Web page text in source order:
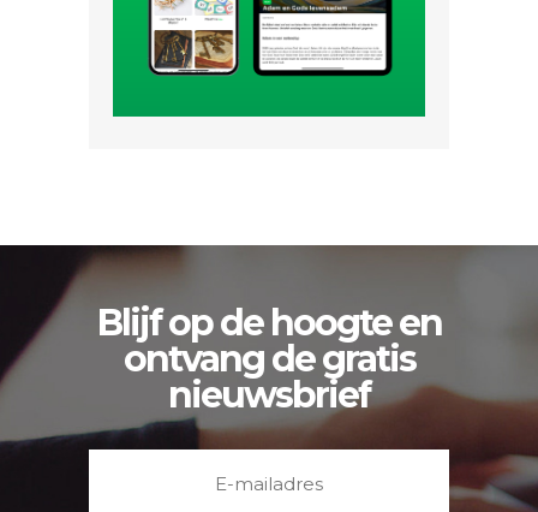
Blijf op de hoogte en
ontvang de gratis
nieuwsbrief